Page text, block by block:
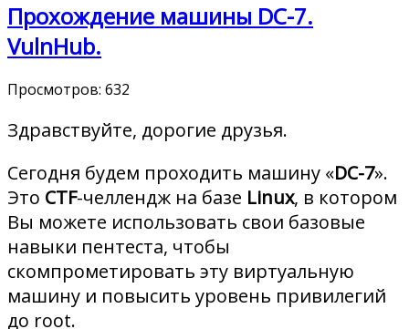
Прохождение машины DC-7.
VulnHub.
Просмотров: 632
Здравствуйте, дорогие друзья.
Сегодня будем проходить машину «DC-7».
Это CTF-челлендж на базе Linux, в котором
Вы можете использовать свои базовые
навыки пентеста, чтобы
скомпрометировать эту виртуальную
машину и повысить уровень привилегий
до root.